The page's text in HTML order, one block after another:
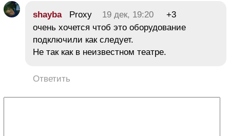
shaybaProxy 19 дек, 19:20
+3
очень хочется чтоб это оборудование
подключили как следует.
Не так как в неизвестном театре.
Ответить